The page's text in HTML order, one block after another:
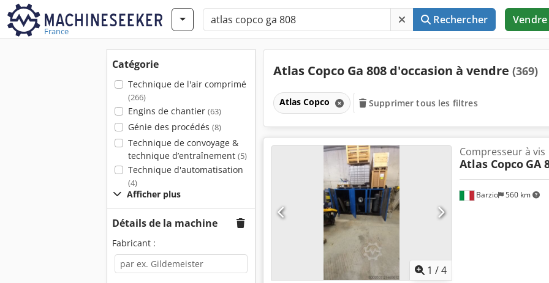
France
Rechercher Vendre
Catégorie
Technique de l'air comprimé
(266)
Engins de chantier (63)
Génie des procédés (8)
Technique de convoyage &
technique d’entraînement (5)
Technique d'automatisation
(4)
Afficher plus
Détails de la machine
Fabricant :
Atlas Copco Ga 808 d'occasion à vendre (369)
Atlas Copco Supprimer tous les filtres
1 /4
Barzio 560 km
Compresseur à vis
Atlas Copco GA